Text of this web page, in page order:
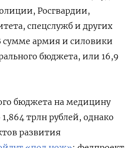
Росгвардии,
спецслужб и других
сумме армия и силовики
бюджета, или 16,9
бюджета на медицину
1,864 трлн рублей, однако
развития